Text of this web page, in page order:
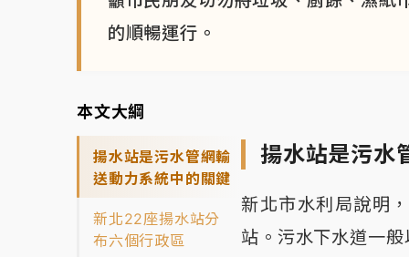
的順暢運行。
本文大綱
揚水站是污水管網輸
送動力系統中的關鍵
新北22座揚水站分
布六個行政區
揚水站是污水
新北市水利局說明
站。污水下水道一